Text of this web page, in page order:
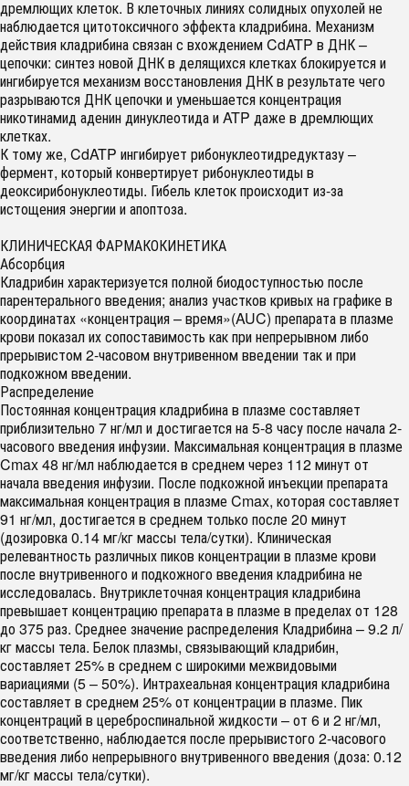
дремлющих клеток. В клеточных линиях солидных опухолей не
наблюдается цитотоксичного эффекта кладрибина. Механизм
действия кладрибина связан с вхождением CdATP в ДНК –
цепочки: синтез новой ДНК в делящихся клетках блокируется и
ингибируется механизм восстановления ДНК в результате чего
разрываются ДНК цепочки и уменьшается концентрация
никотинамид аденин динуклеотида и ATP даже в дремлющих
клетках.
К тому же, CdATP ингибирует рибонуклеотидредуктазу –
фермент, который конвертирует рибонуклеотиды в
деоксирибонуклеотиды. Гибель клеток происходит из-за
истощения энергии и апоптоза.
КЛИНИЧЕСКАЯ ФАРМАКОКИНЕТИКА
Абсорбция
Кладрибин характеризуется полной биодоступностью после
парентерального введения; анализ участков кривых на графике в
координатах «концентрация – время»(AUC) препарата в плазме
крови показал их сопоставимость как при непрерывном либо
прерывистом 2-часовом внутривенном введении так и при
подкожном введении.
Распределение
Постоянная концентрация кладрибина в плазме составляет
приблизительно 7 нг/мл и достигается на 5-8 часу после начала 2-
часового введения инфузии. Максимальная концентрация в плазме
Cmax 48 нг/мл наблюдается в среднем через 112 минут от
начала введения инфузии. После подкожной инъекции препарата
максимальная концентрация в плазме Cmax, которая составляет
91 нг/мл, достигается в среднем только после 20 минут
(дозировка 0.14 мг/кг массы тела/сутки). Клиническая
релевантность различных пиков концентрации в плазме крови
после внутривенного и подкожного введения кладрибина не
исследовалась. Внутриклеточная концентрация кладрибина
превышает концентрацию препарата в плазме в пределах от 128
до 375 раз. Среднее значение распределения Кладрибина – 9.2 л/
кг массы тела. Белок плазмы, связывающий кладрибин,
составляет 25% в среднем с широкими межвидовыми
вариациями (5 – 50%). Интрахеальная концентрация кладрибина
составляет в среднем 25% от концентрации в плазме. Пик
концентраций в цереброспинальной жидкости – от 6 и 2 нг/мл,
соответственно, наблюдается после прерывистого 2-часового
введения либо непрерывного внутривенного введения (доза: 0.12
мг/кг массы тела/сутки).